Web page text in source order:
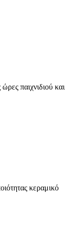
παιχνιδιού και
κεραμικό